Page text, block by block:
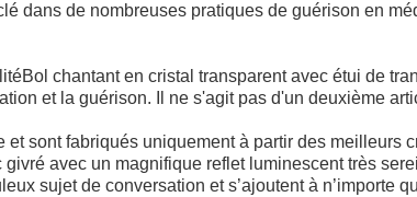
dans de nombreuses pratiques de guérison en
Bol chantant en cristal transparent avec étui de
et la guérison. Il ne s'agit pas d'un deuxième
sont fabriqués uniquement à partir des meilleurs
avec un magnifique reflet luminescent très
sujet de conversation et s’ajoutent à n’importe